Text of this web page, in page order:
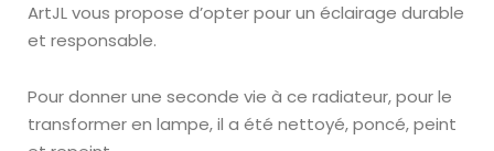
ArtJL vous propose d’opter pour un éclairage durable
et responsable.
Pour donner une seconde vie à ce radiateur, pour le
transformer en lampe, il a été nettoyé, poncé, peint